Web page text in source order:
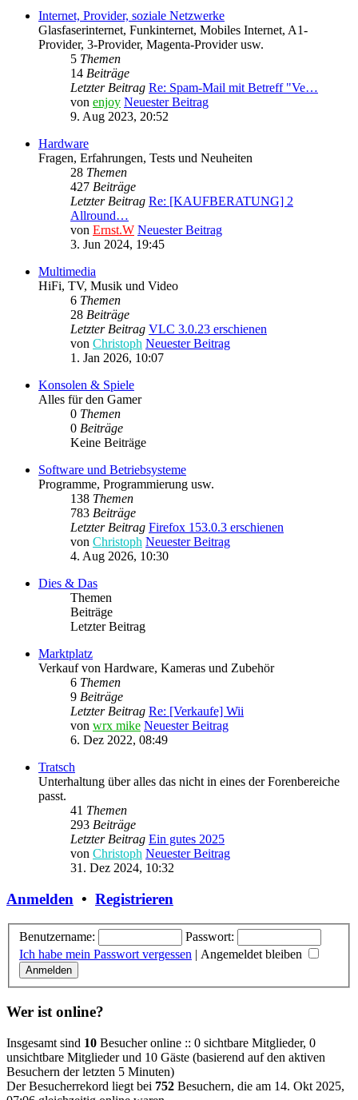
Internet, Provider, soziale Netzwerke
Glasfaserinternet, Funkinternet, Mobiles Internet, A1-
Provider, 3-Provider, Magenta-Provider usw.
5 Themen
14 Beiträge
Letzter Beitrag Re: Spam-Mail mit Betreff "Ve…
von enjoy Neuester Beitrag
9. Aug 2023, 20:52
Hardware
Fragen, Erfahrungen, Tests und Neuheiten
28 Themen
427 Beiträge
Letzter Beitrag Re: [KAUFBERATUNG] 2
Allround…
von Ernst.W Neuester Beitrag
3. Jun 2024, 19:45
Multimedia
HiFi, TV, Musik und Video
6 Themen
28 Beiträge
Letzter Beitrag VLC 3.0.23 erschienen
von Christoph Neuester Beitrag
1. Jan 2026, 10:07
Konsolen & Spiele
Alles für den Gamer
0 Themen
0 Beiträge
Keine Beiträge
Software und Betriebsysteme
Programme, Programmierung usw.
138 Themen
783 Beiträge
Letzter Beitrag Firefox 153.0.3 erschienen
von Christoph Neuester Beitrag
4. Aug 2026, 10:30
Dies & Das
Themen
Beiträge
Letzter Beitrag
Marktplatz
Verkauf von Hardware, Kameras und Zubehör
6 Themen
9 Beiträge
Letzter Beitrag Re: [Verkaufe] Wii
von wrx mike Neuester Beitrag
6. Dez 2022, 08:49
Tratsch
Unterhaltung über alles das nicht in eines der Forenbereiche
passt.
41 Themen
293 Beiträge
Letzter Beitrag Ein gutes 2025
von Christoph Neuester Beitrag
31. Dez 2024, 10:32
Anmelden • Registrieren
Benutzername:
Passwort:
Ich habe mein Passwort vergessen | Angemeldet bleiben
Wer ist online?
Insgesamt sind 10 Besucher online :: 0 sichtbare Mitglieder, 0
unsichtbare Mitglieder und 10 Gäste (basierend auf den aktiven
Besuchern der letzten 5 Minuten)
Der Besucherrekord liegt bei 752 Besuchern, die am 14. Okt 2025,